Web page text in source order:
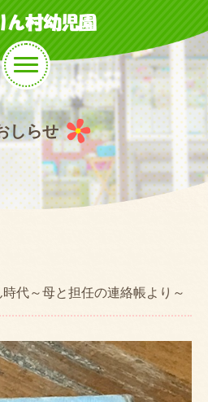
しらせ
代～母と担任の連絡帳より～